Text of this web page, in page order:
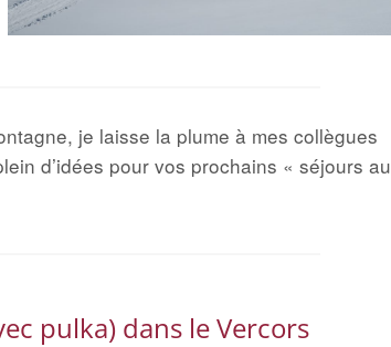
je laisse la plume à mes collègues
d’idées pour vos prochains « séjours au
pulka) dans le Vercors